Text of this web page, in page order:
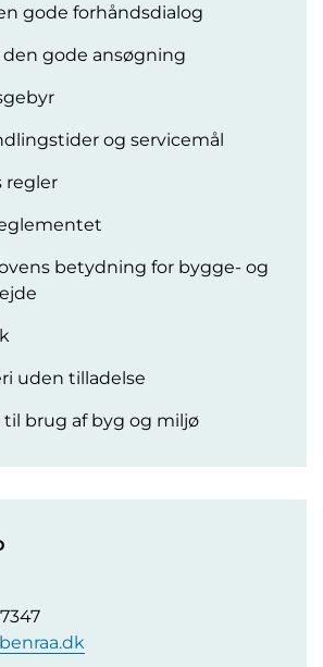
gode forhåndsdialog
gode ansøgning
og servicemål
regler
betydning for bygge- og
uden tilladelse
brug af byg og miljø